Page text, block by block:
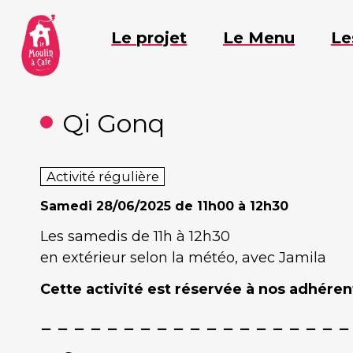
contenu
Le projet Le Menu
Qi Gonq
Activité régulière
Samedi 28/06/2025 de 11h00 à 12h30
Les samedis de 11h à 12h30
en extérieur selon la météo, avec Jamila
Cette activité est réservée à nos